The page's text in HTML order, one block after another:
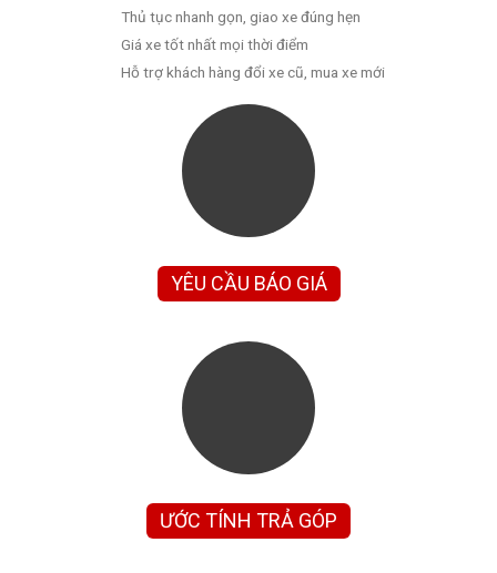
Thủ tục nhanh gọn, giao xe đúng hẹn
Giá xe tốt nhất mọi thời điểm
Hỗ trợ khách hàng đổi xe cũ, mua xe mới
YÊU CẦU BÁO GIÁ
ƯỚC TÍNH TRẢ GÓP